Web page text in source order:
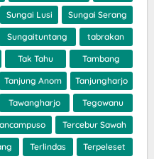
Sungai Lusi Sungai Serang
Sungaituntang tabrakan
Tak Tahu Tambang
Tanjung Anom Tanjungharjo
Tawangharjo Tegowanu
Tercebur Sawah
Terlindas Terpeleset